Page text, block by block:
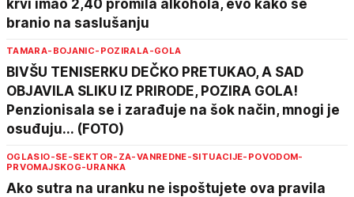
krvi imao 2,40 promila alkohola, evo kako se
branio na saslušanju
TAMARA-BOJANIC-POZIRALA-GOLA
BIVŠU TENISERKU DEČKO PRETUKAO, A SAD
OBJAVILA SLIKU IZ PRIRODE, POZIRA GOLA!
Penzionisala se i zarađuje na šok način, mnogi je
osuđuju... (FOTO)
OGLASIO-SE-SEKTOR-ZA-VANREDNE-SITUACIJE-POVODOM-
PRVOMAJSKOG-URANKA
Ako sutra na uranku ne ispoštujete ova pravila